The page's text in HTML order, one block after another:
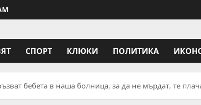
СПОРТ КЛЮКИ ПОЛИТИКА
бебета в наша болница, за да не мърдат, те